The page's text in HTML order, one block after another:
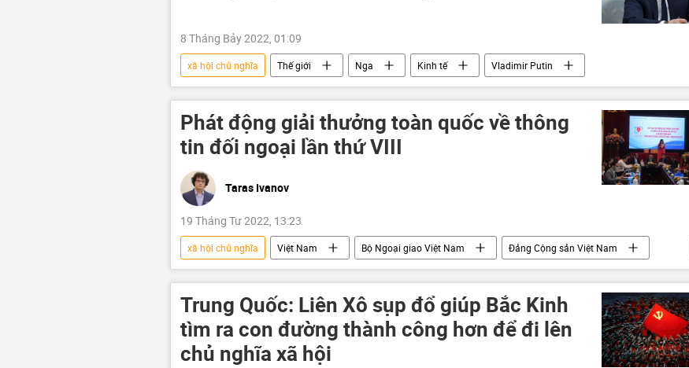
8 Tháng Bảy 2022, 01:09
xã hội chủ nghĩa Thế giới Nga Kinh tế Vladimir Putin
Phát động giải thưởng toàn quốc về thông
tin đối ngoại lần thứ VIII
Taras Ivanov
19 Tháng Tư 2022, 13:23
xã hội chủ nghĩa Việt Nam Bộ Ngoại giao Việt Nam
Đảng Cộng sản Việt Nam
Ban Tuyên giáo Trung ương
Xã hội Gìn giữ hòa bình
chiến lược phát triển kinh tế
Tác giả
Trung Quốc: Liên Xô sụp đổ giúp Bắc Kinh
tìm ra con đường thành công hơn để đi lên
chủ nghĩa xã hội